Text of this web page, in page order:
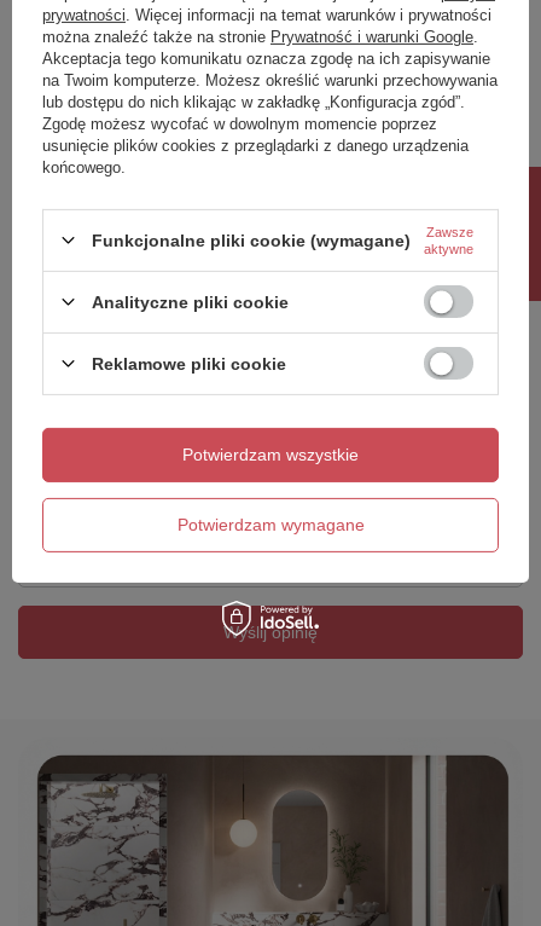
Napisz swoją opinię
Twoja ocena:
5/5
Dodaj własne zdjęcie produktu:
Twoje imię
Wyślij opinię
prywatności . Więcej informacji na temat warunków i prywatności
można znaleźć także na stronie Prywatność i warunki Google
Akceptacja tego komunikatu oznacza zgodę na ich zapisywanie
na Twoim komputerze. Możesz określić warunki przechowywania
lub dostępu do nich klikając w zakładkę „Konfiguracja zgód”.
Zgodę możesz wycofać w dowolnym momencie poprzez
usunięcie plików cookies z przeglądarki z danego urządzenia
końcowego.
Funkcjonalne pliki cookie (wymagane)
Zawsze
aktywne
Analityczne pliki cookie
Reklamowe pliki cookie
Potwierdzam wymagane
Potwierdzam wszystkie